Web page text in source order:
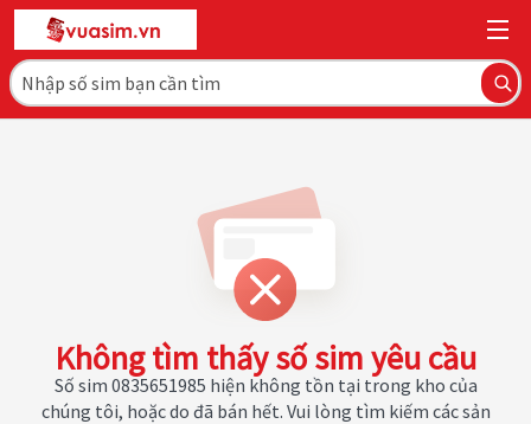
Không tìm thấy số sim yêu cầu
Số sim 0835651985 hiện không tồn tại trong kho của
chúng tôi, hoặc do đã bán hết. Vui lòng tìm kiếm các sản